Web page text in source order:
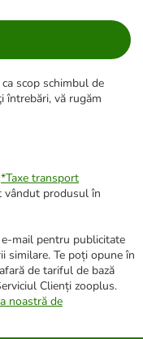
scop schimbul de
întrebări, vă rugăm
*Taxe transport
vândut produsul în
mail pentru publicitate
similare. Te poți opune în
de tariful de bază
Clienți zooplus.
noastră de